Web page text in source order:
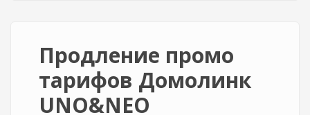
Продление промо
тарифов Домолинк
UNO&NEO